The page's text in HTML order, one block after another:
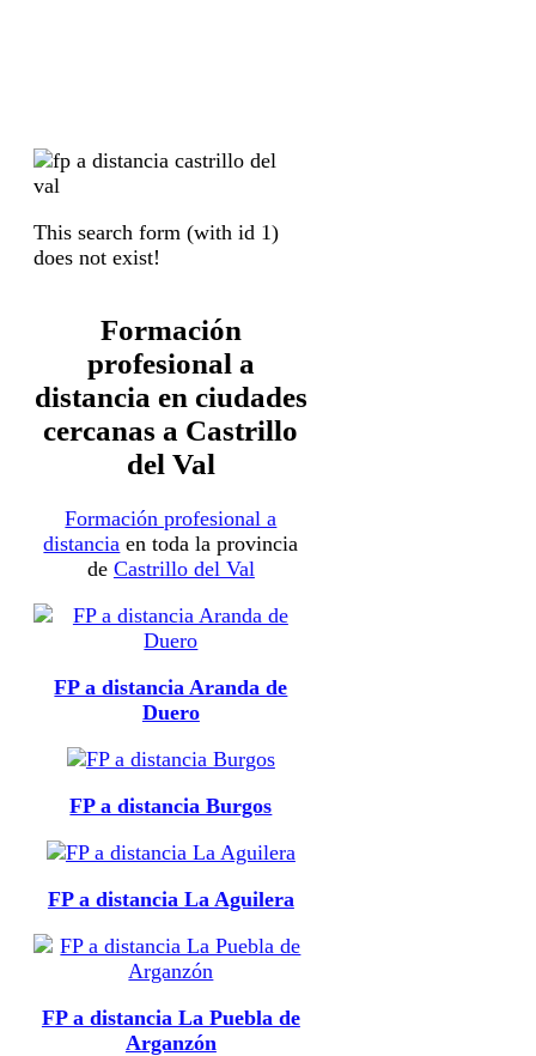
This search form (with id 1)
does not exist!
Formación
profesional a
distancia en ciudades
cercanas a Castrillo
del Val
Formación profesional a
distancia en toda la provincia
de Castrillo del Val
FP a distancia Aranda de
Duero
FP a distancia Burgos
FP a distancia La Aguilera
FP a distancia La Puebla de
Arganzón